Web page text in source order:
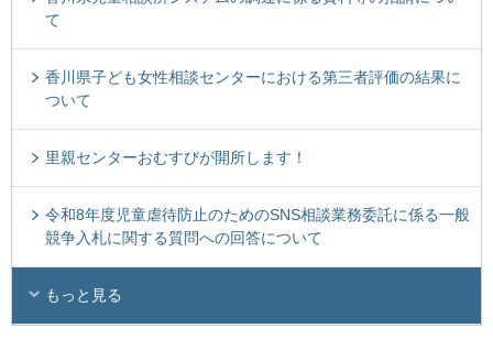
て
香川県子ども女性相談センターにおける第三者評価の結果に
ついて
里親センターおむすびが開所します！
令和8年度児童虐待防止のためのSNS相談業務委託に係る一般
競争入札に関する質問への回答について
もっと見る